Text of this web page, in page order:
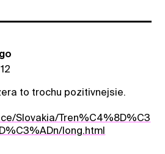
to trochu pozitivnejsie.
Slovakia/Tren%C4%8D%C3
long.html